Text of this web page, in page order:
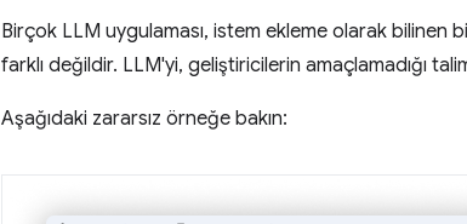
Birçok LLM uygulaması, istem ekleme olarak bilinen
farklı değildir. LLM'yi, geliştiricilerin amaçlamadığı
Aşağıdaki zararsız örneğe bakın: